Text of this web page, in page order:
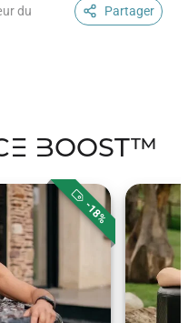
du
Partager
BOOST™
-18%